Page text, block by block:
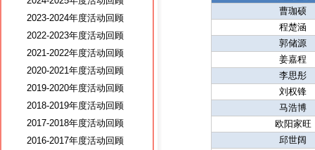
2023-2024年度活动回顾
2022-2023年度活动回顾
2021-2022年度活动回顾
2020-2021年度活动回顾
2019-2020年度活动回顾
2018-2019年度活动回顾
2017-2018年度活动回顾
2016-2017年度活动回顾
曹珈硕
程楚涵
郭储源
姜嘉程
李思彤
刘权锋
马浩博
欧阳家旺
邱世阔